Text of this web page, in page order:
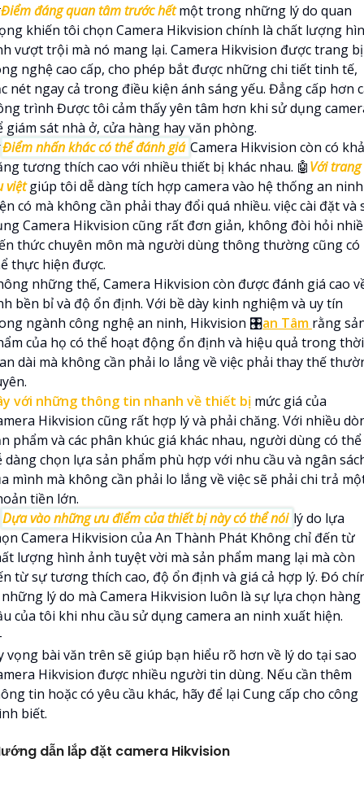
Điểm đáng quan tâm trước hếtmột trong những lý do quan
khiến tôi chọn Camera Hikvision chính là chất lượng
vượt trội mà nó mang lại. Camera Hikvision được trang bị
nghệ cao cấp, cho phép bắt được những chi tiết tinh tế,
nét ngay cả trong điều kiện ánh sáng yếu. Đẳng cấp hơn
trình Được tôi cảm thấy yên tâm hơn khi sử dụng
giám sát nhà ở, cửa hàng hay văn phòng.
Điểm nhấn khác có thể đánh giá Camera Hikvision còn có khả
tương thích cao với nhiều thiết bị khác nhau. 🤖️Với
việtgiúp tôi dễ dàng tích hợp camera vào hệ thống an ninh
có mà không cần phải thay đổi quá nhiều. việc cài đặt và
Camera Hikvision cũng rất đơn giản, không đòi hỏi
thức chuyên môn mà người dùng thông thường cũng có
thực hiện được.
những thế, Camera Hikvision còn được đánh giá cao
bền bỉ và độ ổn định. Với bề dày kinh nghiệm và uy tín
ngành công nghệ an ninh, Hikvision 🎛an Tâm rằng
của họ có thể hoạt động ổn định và hiệu quả trong thời
dài mà không cần phải lo lắng về việc phải thay thế
với những thông tin nhanh về thiết bị mức giá của
Hikvision cũng rất hợp lý và phải chăng. Với nhiều
phẩm và các phân khúc giá khác nhau, người dùng có thể
dàng chọn lựa sản phẩm phù hợp với nhu cầu và ngân
mình mà không cần phải lo lắng về việc sẽ phải chi trả
tiền lớn.
Dựa vào những ưu điểm của thiết bị này có thể nói lý do lựa
Camera Hikvision của An Thành Phát Không chỉ đến từ
lượng hình ảnh tuyệt vời mà sản phẩm mang lại mà còn
từ sự tương thích cao, độ ổn định và giá cả hợp lý. Đó
lý do mà Camera Hikvision luôn là sự lựa chọn hàng
của tôi khi nhu cầu sử dụng camera an ninh xuất hiện.
vọng bài văn trên sẽ giúp bạn hiểu rõ hơn về lý do tại sao
Hikvision được nhiều người tin dùng. Nếu cần thêm
tin hoặc có yêu cầu khác, hãy để lại Cung cấp cho công
biết.
dẫn lắp đặt camera Hikvision